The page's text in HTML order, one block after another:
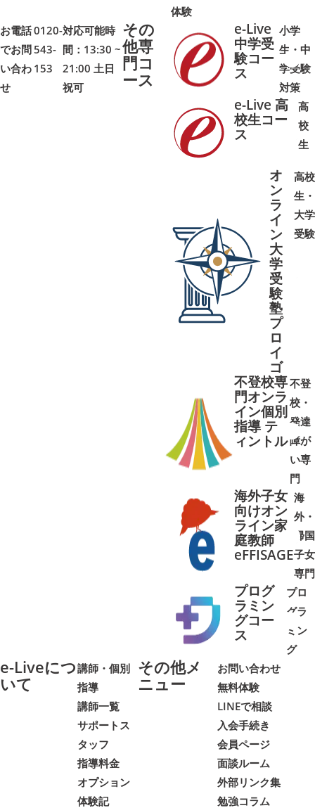
体験
お電話
でお問
い合わ
せ
0120-
543-
153
対応可能時
間：13:30 ~
21:00 土日
祝可
その
他専
門コ
ース
e-Live
中学受
験コー
ス
小学
生・中
学受験
対策
➜➜
e-Live 高
校生コー
ス
高
校
生
➜➜
オ
ン
ラ
イ
ン
大
学
受
験
塾
プ
ロ
イ
ゴ
高校
生・
大学
受験
不登校専
門オンラ
イン個別
指導 テ
ィントル
不登
校・
発達
障が
い専
門
➜➜
海外子女
向けオン
ライン家
庭教師
eFFISAGE
海
外・
帰国
子女
専門
➜➜
プログ
ラミン
グコー
ス
プロ
グラ
ミン
グ
➜➜
e-Liveにつ
いて
講師・個別
指導
講師一覧
サポートス
タッフ
指導料金
オプション
体験記
その他メ
ニュー
お問い合わせ
無料体験
LINEで相談
入会手続き
会員ページ
面談ルーム
外部リンク集
勉強コラム